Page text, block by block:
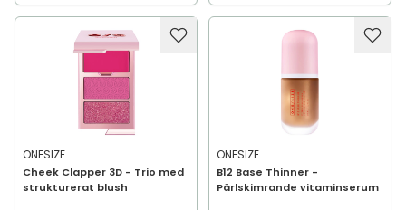
ONESIZE
Cheek Clapper 3D - Trio med
strukturerat blush
ONESIZE
B12 Base Thinner -
Pärlskimrande vitaminserum